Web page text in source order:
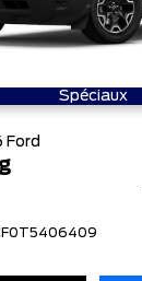
Spéciaux
Ford